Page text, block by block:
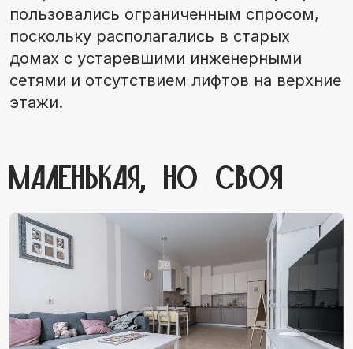
пользовались ограниченным спросом,
поскольку располагались в старых
домах с устаревшими инженерными
сетями и отсутствием лифтов на верхние
этажи.
Маленькая, но своя